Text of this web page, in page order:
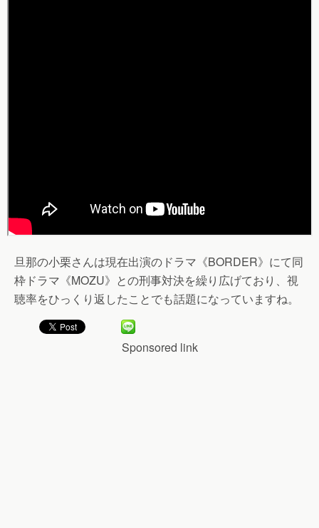
旦那の小栗さんは現在出演のドラマ《BORDER》にて同
枠ドラマ《MOZU》との刑事対決を繰り広げており、視
聴率をひっくり返したことでも話題になっていますね。
Sponsored link